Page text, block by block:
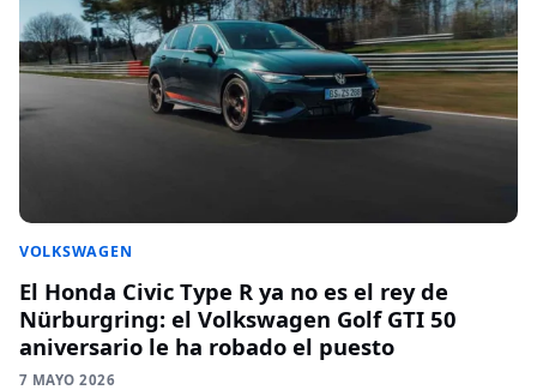
VOLKSWAGEN
El Honda Civic Type R ya no es el rey de
Nürburgring: el Volkswagen Golf GTI 50
aniversario le ha robado el puesto
7 MAYO 2026